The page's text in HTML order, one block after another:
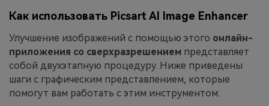
Как использовать Picsart AI Image Enhancer
Улучшение изображений с помощью этого онлайн-
приложения со сверхразрешением представляет
собой двухэтапную процедуру. Ниже приведены
шаги с графическим представлением, которые
помогут вам работать с этим инструментом: